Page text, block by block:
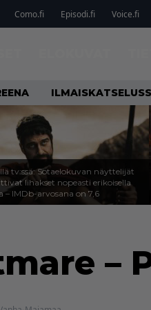
Como.fi Episodi.fi Voice.fi
tv:ssä: Sotaelokuvan näyttelijät
lihakset nopeasti erikoisella
– IMDb-arvosana on 7,6
–